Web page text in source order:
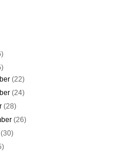
(22)
(24)
(28)
(26)
(30)